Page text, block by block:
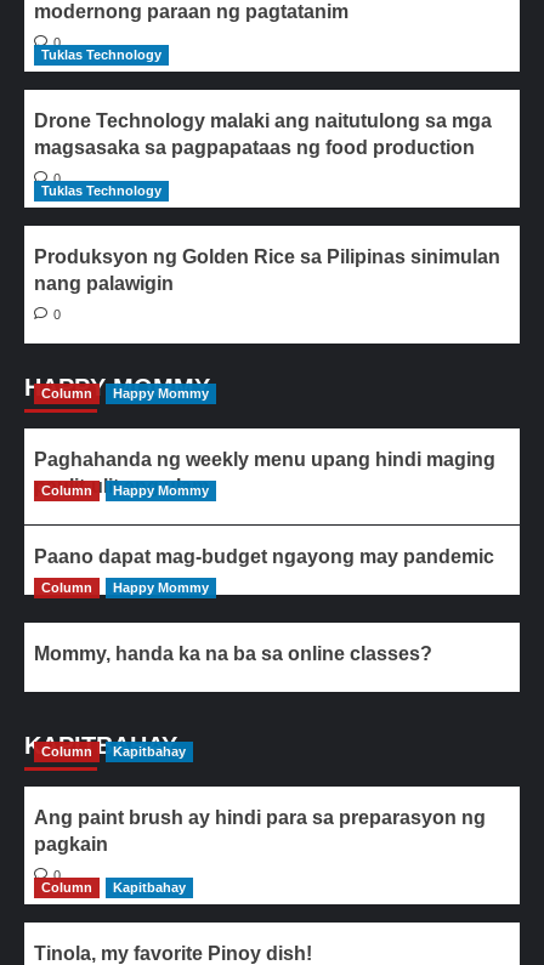
modernong paraan ng pagtatanim
0
Tuklas Technology
Drone Technology malaki ang naitutulong sa mga
magsasaka sa pagpapataas ng food production
0
Tuklas Technology
Produksyon ng Golden Rice sa Pilipinas sinimulan
nang palawigin
0
HAPPY MOMMY
Column Happy Mommy
Paghahanda ng weekly menu upang hindi maging
paulit-ulit ang ulam
Column Happy Mommy
Paano dapat mag-budget ngayong may pandemic
Column Happy Mommy
Mommy, handa ka na ba sa online classes?
KAPITBAHAY
Column Kapitbahay
Ang paint brush ay hindi para sa preparasyon ng
pagkain
0
Column
Kapitbahay
Tinola, my favorite Pinoy dish!